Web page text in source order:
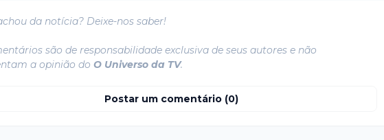
da notícia? Deixe-nos saber!
são de responsabilidade exclusiva de seus autores e não
a opinião do O Universo da TV.
Postar um comentário (0)